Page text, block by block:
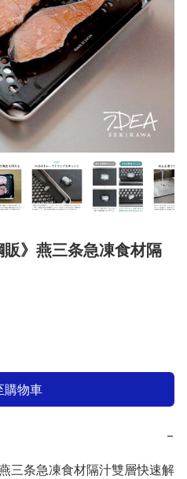
》燕三条急凍食材隔
購物車
−
三条急凍食材隔汁雙層快速解